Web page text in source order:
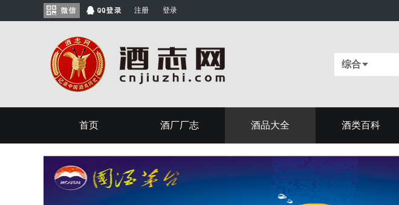
注册 登录
综合
首页 酒厂厂志 酒品大全 酒类百科